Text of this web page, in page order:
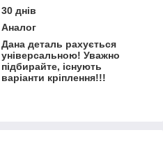
30 днів
Аналог
Дана деталь рахується
універсальною! Уважно
підбирайте, існують
варіанти кріплення!!!